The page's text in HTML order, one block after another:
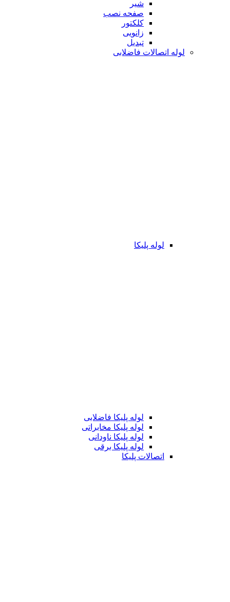
شیر
صفحه نصب
کلکتور
زانویی
تبدیل
لوله اتصالات فاضلابی
لوله پلیکا
لوله پلیکا فاضلابی
لوله پلیکا مخابراتی
لوله پلیکا ناودانی
لوله پلیکا برقی
اتصالات پلیکا